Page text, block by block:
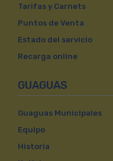
Tarifas y Carnets
Puntos de Venta
Estado del servicio
Recarga online
GUAGUAS
Guaguas Municipales
Equipo
Historia